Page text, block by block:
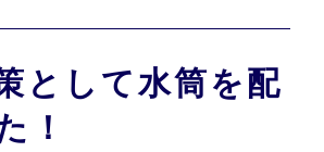
として水筒を配
！